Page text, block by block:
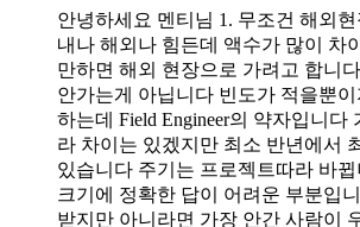
안녕하세요 멘티님 1. 무조건 해외
내나 해외나 힘든데 액수가 많이 차
만하면 해외 현장으로 가려고 합니
안가는게 아닙니다 빈도가 적을뿐
하는데 Field Engineer의 약자입니다
라 차이는 있겠지만 최소 반년에서
있습니다 주기는 프로젝트따라 바
크기에 정확한 답이 어려운 부분입
받지만 아니라면 가장 안간 사람이